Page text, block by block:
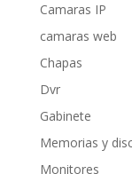
Camaras IP
camaras web
Chapas
Dvr
Gabinete
Memorias y
Monitores